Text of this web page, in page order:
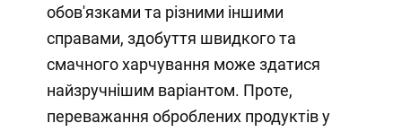
обов'язками та різними іншими
справами, здобуття швидкого та
смачного харчування може здатися
найзручнішим варіантом. Проте,
переважання оброблених продуктів у